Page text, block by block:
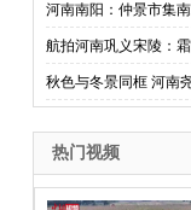
河南南阳：仲景市集
航拍河南巩义宋陵：
秋色与冬景同框 河南
热门视频